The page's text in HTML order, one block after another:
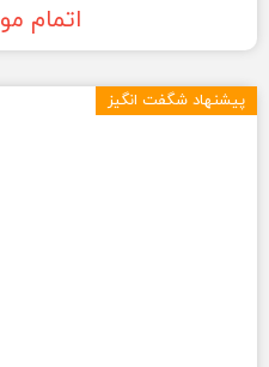
اتمام
پیشنهاد شگفت انگیز